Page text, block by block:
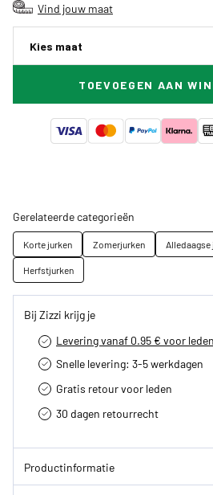
Vind jouw maat
Kies maat
TOEVOEGEN AAN
Gerelateerde categorieën
Korte jurken Zomerjurken Alledaagse
Herfstjurken
Bij Zizzi krijg je
Levering vanaf 0.95 € voor leden
Snelle levering: 3-5 werkdagen
Gratis retour voor leden
30 dagen retourrecht­
Productinformatie